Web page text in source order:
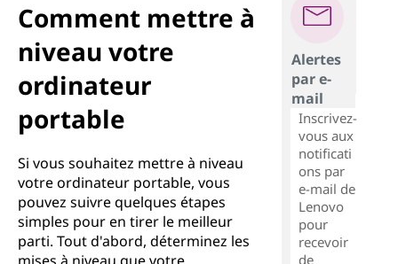
Comment mettre à
niveau votre
ordinateur
portable
Si vous souhaitez mettre à niveau
votre ordinateur portable, vous
pouvez suivre quelques étapes
simples pour en tirer le meilleur
parti. Tout d'abord, déterminez les
Alertes
par e-
mail
Inscrivez-
vous aux
notificati
ons par
e-mail de
Lenovo
pour
recevoir
de